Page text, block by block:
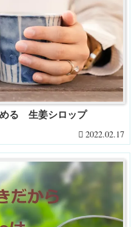
める 生姜シロップ
2022.02.17